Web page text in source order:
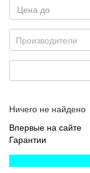
Производители
Ничего не найдено
Впервые на сайте
Гарантии